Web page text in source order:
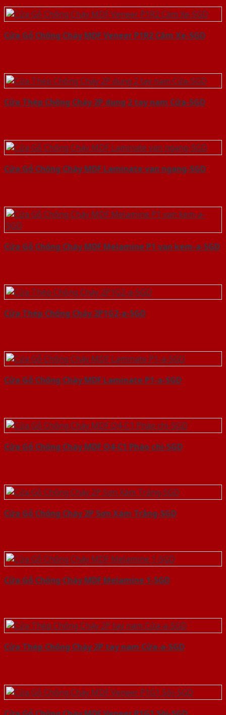
Cửa Gỗ Chống Cháy MDF Veneer P1R2 Căm Xe-SGD
Cửa Thép Chống Cháy 2P dung 2 tay nam Cửa-SGD
Cửa Gỗ Chống Cháy MDF Laminate van ngang-SGD
Cửa Gỗ Chống Cháy MDF Melamine P1 van kem-a-SGD
Cửa Thép Chống Cháy 2P1G2-a-SGD
Cửa Gỗ Chống Cháy MDF Laminate P1-a-SGD
Cửa Gỗ Chống Cháy MDF O4-C1 Phào chi-SGD
Cửa Gỗ Chống Cháy 2P Sơn Xám Trắng-SGD
Cửa Gỗ Chống Cháy MDF Melamine 1-SGD
Cửa Thép Chống Cháy 2P tay nam Cửa-a-SGD